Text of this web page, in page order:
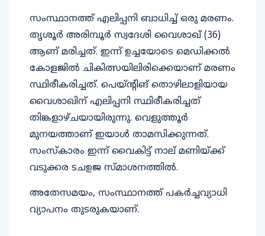
സംസ്ഥാനത്ത് എലിപ്പനി ബാധിച്ച് ഒരു മരണം.
തൃശൂര്‍ അരിമ്പൂര്‍ സ്വദേശി വൈശാഖ് (36)
ആണ് മരിച്ചത്. ഇന്ന് ഉച്ചയോടെ മെഡിക്കല്‍
കോളജില്‍ ചികിത്സയിലിരിക്കെയാണ് മരണം
സ്ഥിരീകരിച്ചത്. പെയ്ന്റിങ് തൊഴിലാളിയായ
വൈശാഖിന് എലിപ്പനി സ്ഥിരീകരിച്ചത്
തിങ്കളാഴ്ചയായിരുന്നു. വെളുത്തൂര്‍
മുനയത്താണ് ഇയാള്‍ താമസിക്കുന്നത്.
സംസ്‌കാരം ഇന്ന് വൈകിട്ട് നാല് മണിയ്ക്ക്
വടുക്കര ടചഉജ സ്മാശനത്തില്‍.
അതേസമയം, സംസ്ഥാനത്ത് പകര്‍ച്ചവ്യാധി
വ്യാപനം തുടരുകയാണ്.